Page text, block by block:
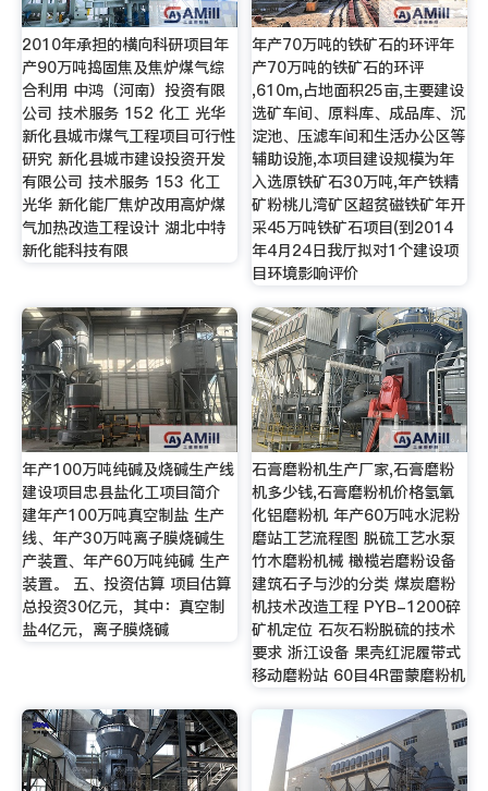
2010年承担的横向科研项目年
产90万吨捣固焦及焦炉煤气综
合利用 中鸿（河南）投资有限
公司 技术服务 152 化工 光华
新化县城市煤气工程项目可行性
研究 新化县城市建设投资开发
有限公司 技术服务 153 化工
光华 新化能厂焦炉改用高炉煤
气加热改造工程设计 湖北中特
新化能科技有限
年产70万吨的铁矿石的环评年
产70万吨的铁矿石的环评
,610m,占地面积25亩,主要建设
选矿车间、原料库、成品库、沉
淀池、压滤车间和生活办公区等
辅助设施,本项目建设规模为年
入选原铁矿石30万吨,年产铁精
矿粉桃儿湾矿区超贫磁铁矿年开
采45万吨铁矿石项目(到2014
年4月24日我厅拟对1个建设项
目环境影响评价
年产100万吨纯碱及烧碱生产线
建设项目忠县盐化工项目简介
建年产100万吨真空制盐 生产
线、年产30万吨离子膜烧碱生
产装置、年产60万吨纯碱 生产
装置。 五、投资估算 项目估算
总投资30亿元，其中：真空制
盐4亿元，离子膜烧碱
石膏磨粉机生产厂家,石膏磨粉
机多少钱,石膏磨粉机价格氢氧
化铝磨粉机 年产60万吨水泥粉
磨站工艺流程图 脱硫工艺水泵
竹木磨粉机械 橄榄岩磨粉设备
建筑石子与沙的分类 煤炭磨粉
机技术改造工程 PYB-1200碎
矿机定位 石灰石粉脱硫的技术
要求 浙江设备 果壳红泥履带式
移动磨粉站 60目4R雷蒙磨粉机